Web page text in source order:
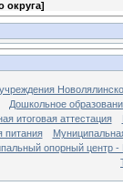
округа]
Дошкольное
итоговая аттестация
питания
опорный центр